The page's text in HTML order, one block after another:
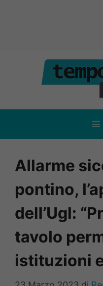
contenuto
Allarme
pontino,
dell’Ugl:
tavolo
istituzioni